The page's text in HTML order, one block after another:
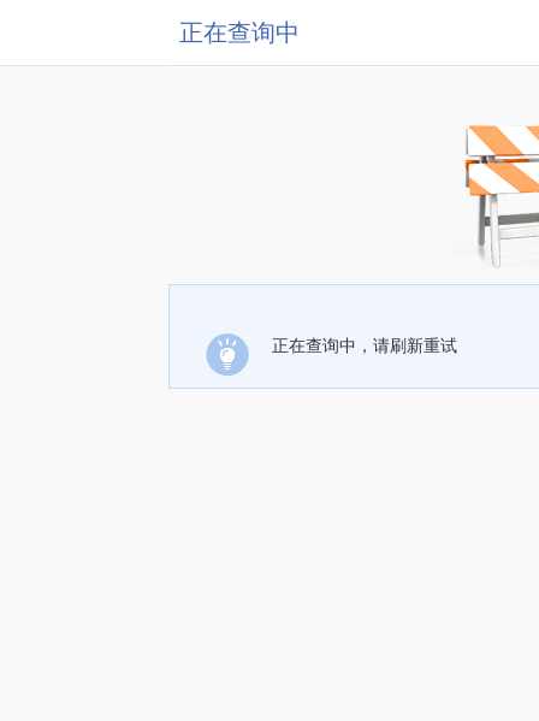
正在查询中
正在查询中，请刷新重试